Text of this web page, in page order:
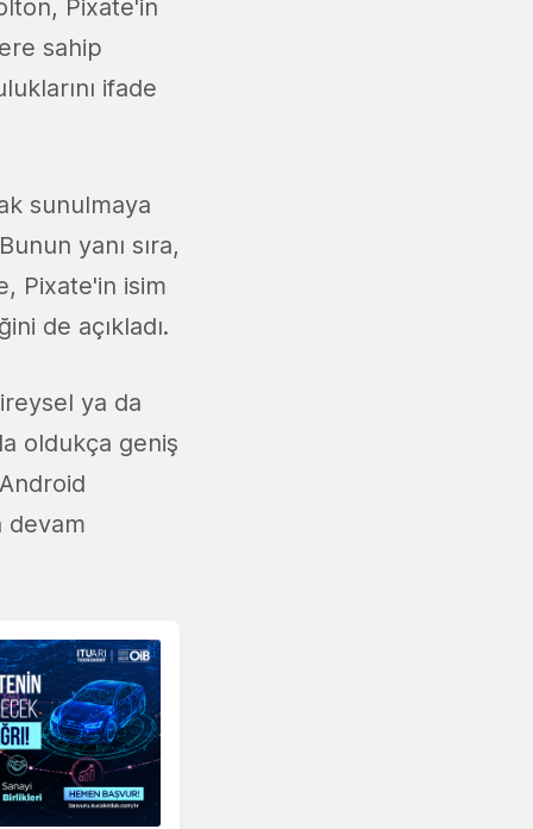
Pixate'in
sahip
ifade
sunulmaya
yanı sıra,
Pixate'in isim
de açıkladı.
ya da
oldukça geniş
devam